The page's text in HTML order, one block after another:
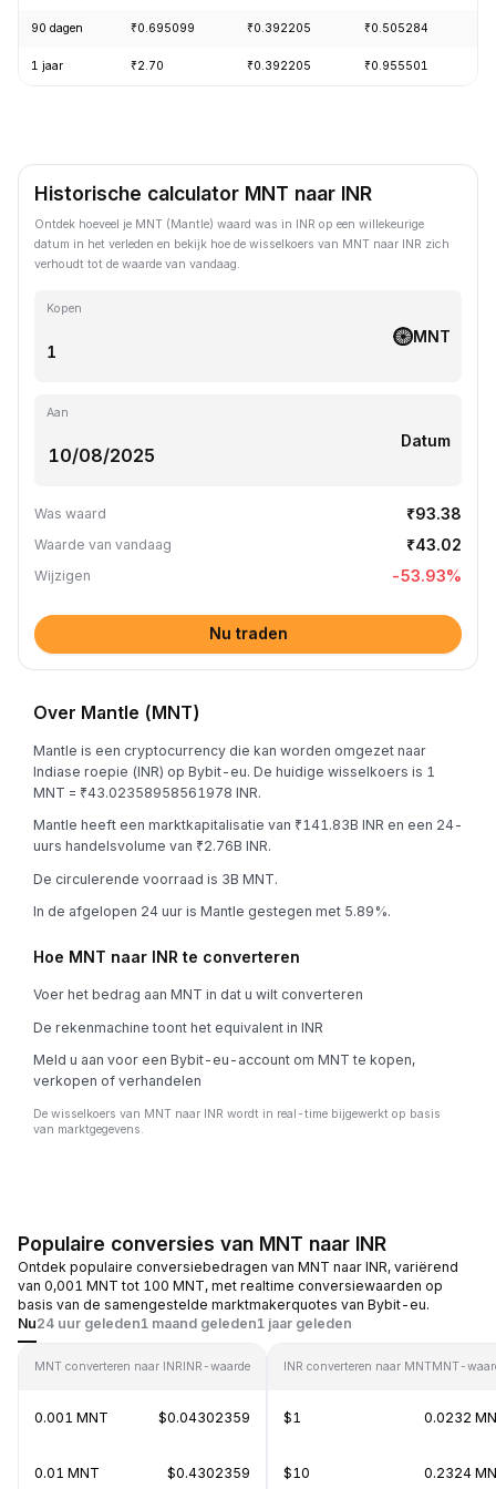
90 dagen ₹0.695099 ₹0.392205 ₹0.505284
1 jaar ₹2.70 ₹0.392205 ₹0.955501
Historische calculator MNT naar INR
Ontdek hoeveel je MNT (Mantle) waard was in INR op een willekeurige
datum in het verleden en bekijk hoe de wisselkoers van MNT naar INR zich
verhoudt tot de waarde van vandaag.
Kopen
MNT
Aan
Datum
Was waard ₹93.38
Waarde van vandaag ₹43.02
Wijzigen -53.93%
Nu traden
Over Mantle (MNT)
Mantle is een cryptocurrency die kan worden omgezet naar
Indiase roepie (INR) op Bybit-eu. De huidige wisselkoers is 1
MNT = ₹43.02358958561978 INR.
Mantle heeft een marktkapitalisatie van ₹141.83B INR en een 24-
uurs handelsvolume van ₹2.76B INR.
De circulerende voorraad is 3B MNT.
In de afgelopen 24 uur is Mantle gestegen met 5.89%.
Hoe MNT naar INR te converteren
Voer het bedrag aan MNT in dat u wilt converteren
De rekenmachine toont het equivalent in INR
Meld u aan voor een Bybit-eu-account om MNT te kopen,
verkopen of verhandelen
De wisselkoers van MNT naar INR wordt in real-time bijgewerkt op basis
van marktgegevens.
Populaire conversies van MNT naar INR
Ontdek populaire conversiebedragen van MNT naar INR, variërend
van 0,001 MNT tot 100 MNT, met realtime conversiewaarden op
basis van de samengestelde marktmakerquotes van Bybit-eu.
Nu24 uur geleden1 maand geleden1 jaar geleden
MNT converteren naar INRINR-waarde
0.001 MNT $0.04302359
0.01 MNT $0.4302359
INR converteren naar MNTMNT-
$1 0.0232
$10 0.2324